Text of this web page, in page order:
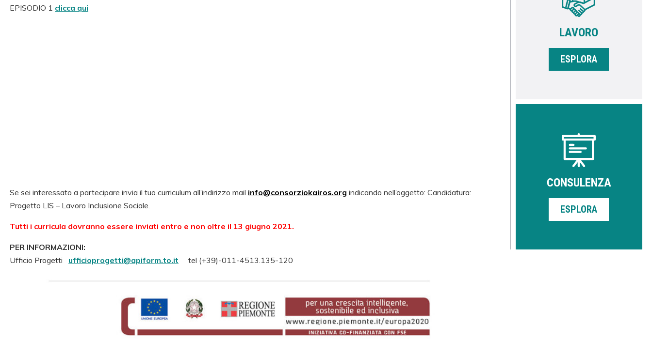
EPISODIO 1 clicca qui
Se sei interessato a partecipare invia il tuo curriculum all’indirizzo mail info@consorziokairos.org indicando nell’oggetto: Candidatura:
Progetto LIS – Lavoro Inclusione Sociale.
Tutti i curricula dovranno essere inviati entro e non oltre il 13 giugno 2021.
PER INFORMAZIONI:
Ufficio Progetti ufficioprogetti@apiform.to.it tel (+39)-011-4513.135-120
LAVORO
ESPLORA
CONSULENZA
ESPLORA